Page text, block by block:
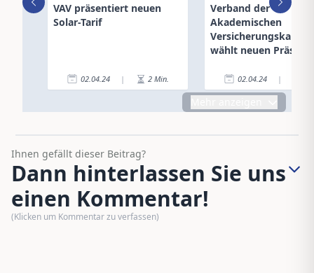
VAV präsentiert neuen
Solar-Tarif
02.04.24 | 2 Min.
Verband der
Akademischen
wählt neuen
02.04.24 |
Ihnen gefällt dieser Beitrag?
Dann hinterlassen Sie uns
einen Kommentar!
(Klicken um Kommentar zu verfassen)